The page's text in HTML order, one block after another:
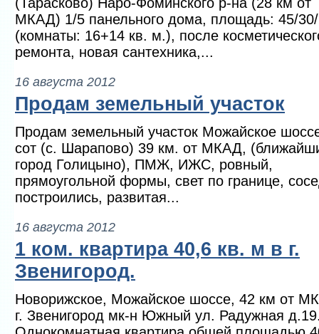
МКАД) 1/5 панельного дома, площадь: 45/
(комнаты: 16+14 кв. м.), после
ремонта, новая сантехника,...
16 августа 2012
Продам земельный участок
Продам земельный участок Можайское
сот (с. Шарапово) 39 км. от МКАД,
город Голицыно), ПМЖ, ИЖС, ровный,
прямоугольной формы, свет по границе,
построились, развитая...
16 августа 2012
1 ком. квартира 40,6 кв. м в г.
Звенигород.
Новорижское, Можайское шоссе, 42 км от
г. Звенигород мк-н Южный ул. Радужная